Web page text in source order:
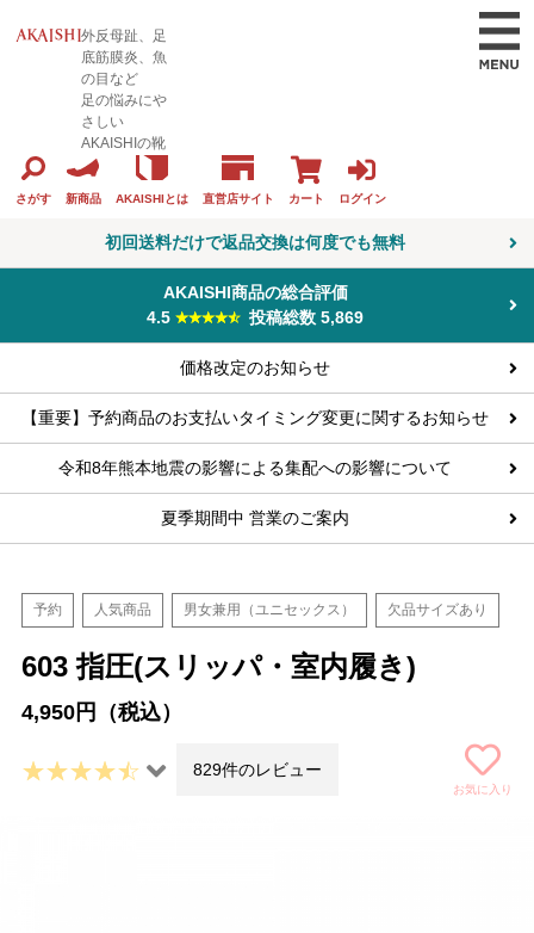
外反母趾、足
底筋膜炎、魚
の目など
足の悩みにや
さしい
AKAISHIの靴
さがす 新商品 AKAISHIとは 直営店サイト カート ログイン
初回送料だけで返品交換は何度でも無料
AKAISHI商品の総合評価
4.5
投稿総数 5,869
価格改定のお知らせ
【重要】予約商品のお支払いタイミング変更に関するお知らせ
令和8年熊本地震の影響による集配への影響について
夏季期間中 営業のご案内
予約 人気商品 男女兼用（ユニセックス） 欠品サイズあり
603 指圧(スリッパ・室内履き)
4,950円（税込）
829件のレビュー
お気に入り